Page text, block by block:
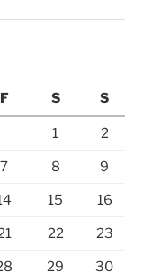
F S S
1 2
7 8 9
15 16
22 23
29 30